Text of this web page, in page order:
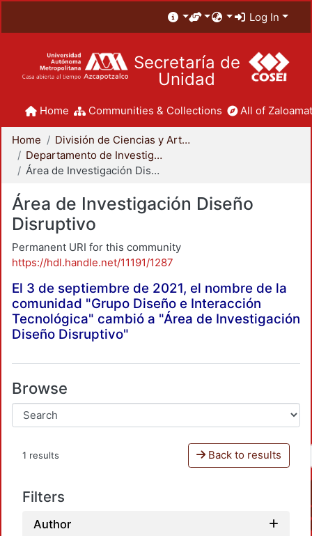
Log In
Secretaría de
Unidad
Home Communities & Collections All of
Home
División de Ciencias y Artes para el Diseño
Departamento de Investigación y Conocimiento para el Diseño
Área de Investigación Diseño Disruptivo
Área de Investigación Diseño
Disruptivo
Permanent URI for this community
https://hdl.handle.net/11191/1287
El 3 de septiembre de 2021, el nombre de la
comunidad "Grupo Diseño e Interacción
Tecnológica" cambió a "Área de Investigación
Diseño Disruptivo"
Browse
1 results Back to results
Filters
Author